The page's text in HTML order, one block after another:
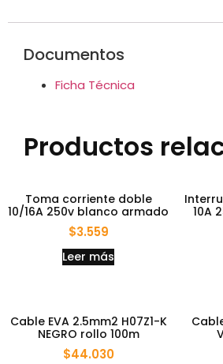
Documentos
Ficha Técnica
Productos
Toma corriente doble
10/16A 250v blanco armado
$3.559
Leer más
10A
Cable EVA 2.5mm2 H07Z1-K
NEGRO rollo 100m
$44.030